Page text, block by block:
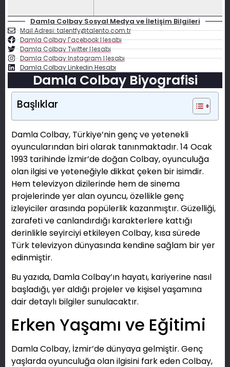
Damla Colbay Sosyal Medya ve İletişim Bilgileri
Mail Adresi: talentfy@talento.com.tr
Damla Colbay Facebook Hesabı
Damla Colbay Twitter Hesabı
Damla Colbay Instagram Hesabı
Damla Colbay Linkedin Hesabı
Damla Colbay Biyografisi
Başlıklar
Damla Colbay, Türkiye’nin genç ve yetenekli
oyuncularından biri olarak tanınmaktadır. 14 Ocak
1993 tarihinde İzmir’de doğan Colbay, oyunculuğa
olan ilgisi ve yeteneğiyle dikkat çeken bir isimdir.
Hem televizyon dizilerinde hem de sinema
projelerinde yer alan oyuncu, özellikle genç
izleyiciler arasında popülerlik kazanmıştır. Güzelliği,
zarafeti ve canlandırdığı karakterlere kattığı
derinlikle seyirciyi etkileyen Colbay, kısa sürede
Türk televizyon dünyasında kendine sağlam bir yer
edinmiştir.
Bu yazıda, Damla Colbay’ın hayatı, kariyerine nasıl
başladığı, yer aldığı projeler ve kişisel yaşamına
dair detaylı bilgiler sunulacaktır.
Erken Yaşamı ve Eğitimi
Damla Colbay, İzmir’de dünyaya gelmiştir. Genç
yaşlarda oyunculuğa olan ilgisini fark eden Colbay,